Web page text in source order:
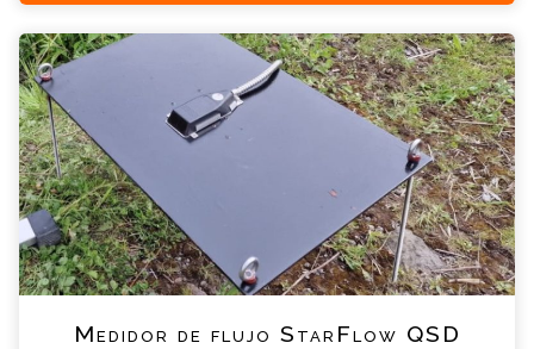
+34 935 900 007
Medidor de flujo StarFlow QSD
Medidor de flujo StarFlow QSD Consulta
Por favor completa el formulario, un miembro
de nuestro equipo contactara contigo en
breve
Nombre
*
Email
*